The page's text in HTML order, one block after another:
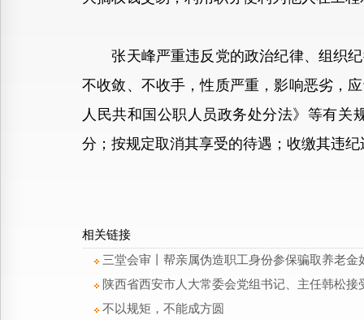
张天峰严重违反党的政治纪律、组织纪
不收敛、不收手，性质严重，影响恶劣，
人民共和国公职人员政务处分法》等有关
分；按规定取消其享受的待遇；收缴其违
相关链接
三堂会审丨帮亲属伪造职工身份参保骗取养老金
陕西省西安市人大常委会党组书记、主任韩松
不以规矩，不能成方圆